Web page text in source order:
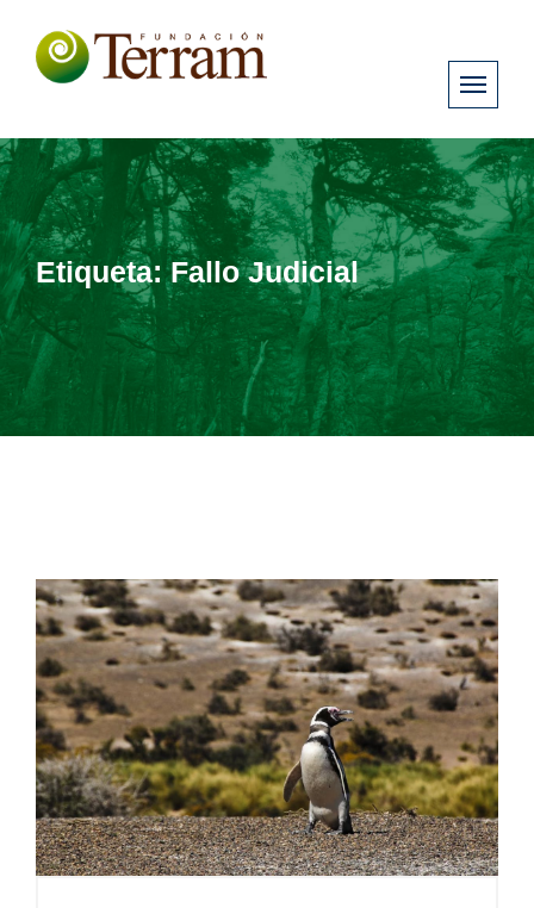
Etiqueta:Fallo Judicial